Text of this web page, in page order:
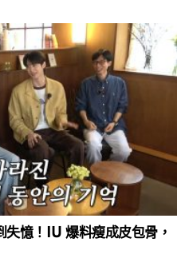
憶！IU 爆料瘦成皮包骨，